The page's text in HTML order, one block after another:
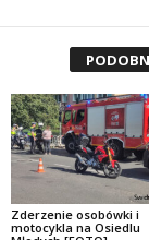
Zderzenie osobówki i
motocykla na Osiedlu